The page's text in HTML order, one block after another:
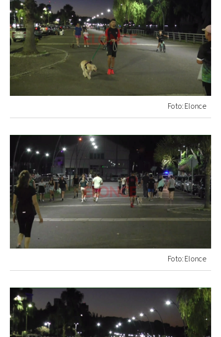
Foto: Elonce
Foto: Elonce